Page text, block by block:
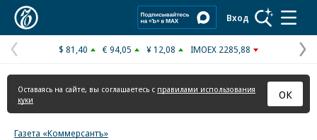
Вход
Предыдущая
страница
$ 81,40 € 94,05 ¥ 12,08 IMOEX 2285,88
Оставаясь на сайте, вы соглашаетесь с правилами использования
куки
ОК
Газета «Коммерсантъ»